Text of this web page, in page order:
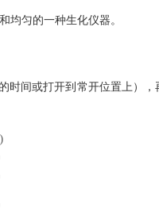
均匀的一种生化仪器。
时间或打开到常开位置上）